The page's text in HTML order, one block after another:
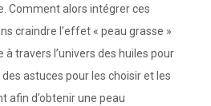
Comment alors intégrer ces
craindre l’effet « peau grasse »
à travers l’univers des huiles pour
astuces pour les choisir et les
afin d’obtenir une peau